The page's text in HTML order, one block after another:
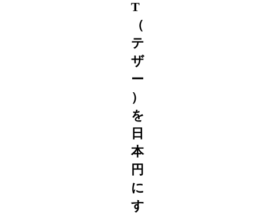
T
（
テ
ザ
ー
）
を
日
本
円
に
す